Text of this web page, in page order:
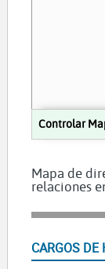
Controlar
Mapa de
relaciones
CARGOS